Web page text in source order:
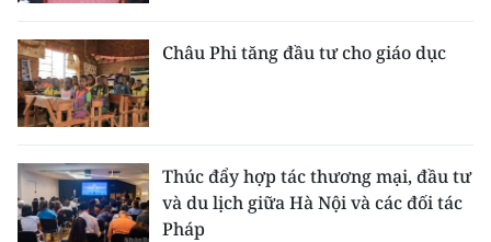
Châu Phi tăng đầu tư cho giáo dục
Thúc đẩy hợp tác thương mại, đầu tư
và du lịch giữa Hà Nội và các đối tác
Pháp